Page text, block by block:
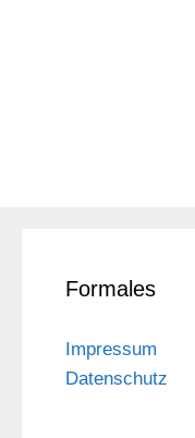
Formales
Impressum
Datenschutz